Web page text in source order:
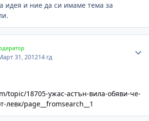
идея и ние да си имаме тема за
31, 201214 гд
topic/18705-ужас-астън-вила-обяви-че-
левк/page__fromsearch__1